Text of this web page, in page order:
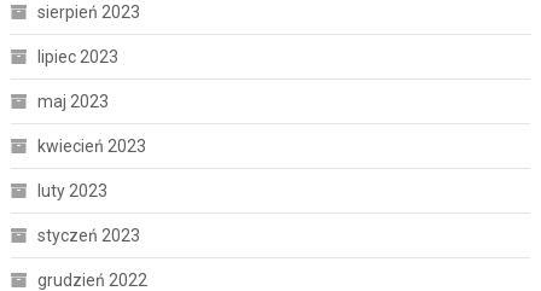
sierpień 2023
lipiec 2023
maj 2023
kwiecień 2023
luty 2023
styczeń 2023
grudzień 2022